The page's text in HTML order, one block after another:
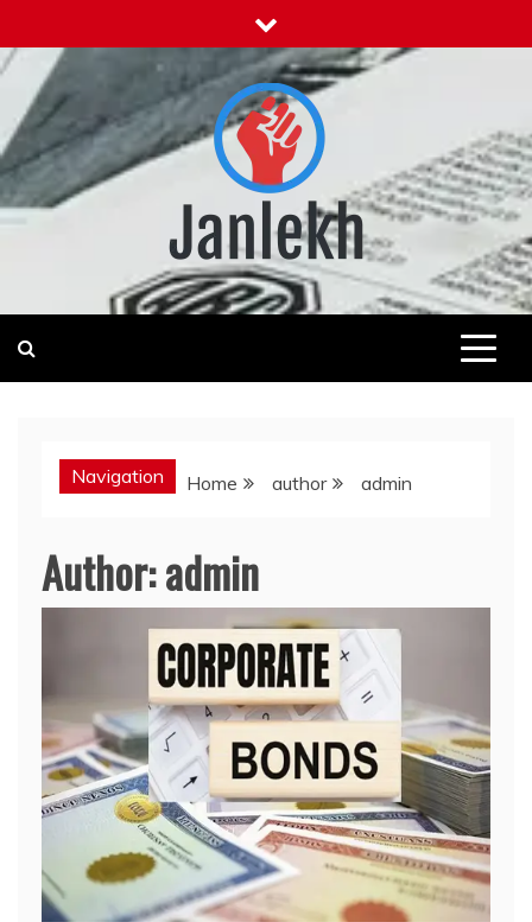
to
content
News for Public
Navigation Home author admin
Author:admin